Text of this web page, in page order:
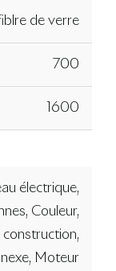
de verre
700
1600
électrique,
Couleur,
construction,
Moteur